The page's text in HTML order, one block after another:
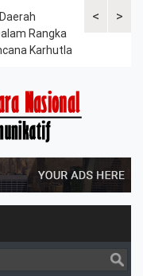
<
Rangka
Karhutla
Jajaran Sat
>